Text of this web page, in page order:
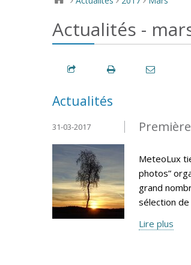
Actualités -
Actualités
31-03-2017
MeteoLux
photos”
grand
sélection
Lire plus